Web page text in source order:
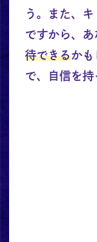
う。また、
ですから、あ
待できるかも
で、自信を持